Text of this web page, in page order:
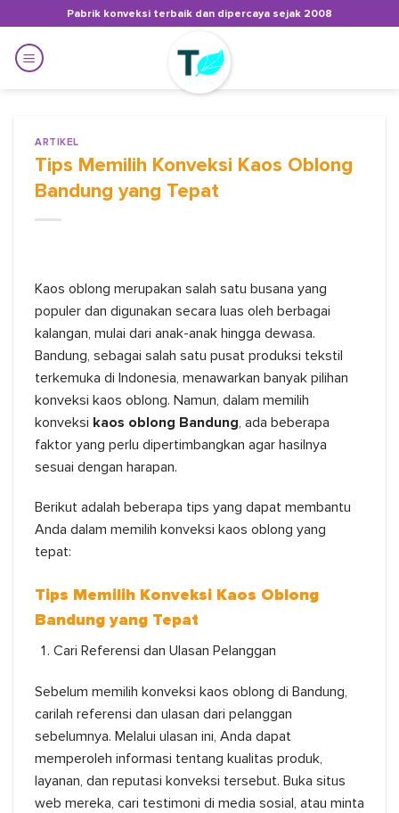
to
content
Pabrik konveksi terbaik dan dipercaya sejak 2008
ARTIKEL
Tips Memilih Konveksi Kaos Oblong
Bandung yang Tepat
Kaos oblong merupakan salah satu busana yang
populer dan digunakan secara luas oleh berbagai
kalangan, mulai dari anak-anak hingga dewasa.
Bandung, sebagai salah satu pusat produksi tekstil
terkemuka di Indonesia, menawarkan banyak pilihan
konveksi kaos oblong. Namun, dalam memilih
konveksi kaos oblong Bandung, ada beberapa
faktor yang perlu dipertimbangkan agar hasilnya
sesuai dengan harapan.
Berikut adalah beberapa tips yang dapat membantu
Anda dalam memilih konveksi kaos oblong yang
tepat:
Tips Memilih Konveksi Kaos Oblong
Bandung yang Tepat
Cari Referensi dan Ulasan Pelanggan
Sebelum memilih konveksi kaos oblong di Bandung,
carilah referensi dan ulasan dari pelanggan
sebelumnya. Melalui ulasan ini, Anda dapat
memperoleh informasi tentang kualitas produk,
layanan, dan reputasi konveksi tersebut. Buka situs
web mereka, cari testimoni di media sosial, atau minta